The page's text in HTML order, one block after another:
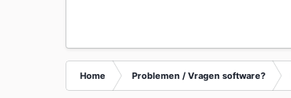
Home Problemen / Vragen software?